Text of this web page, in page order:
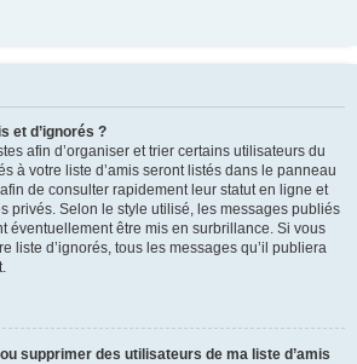
et d’ignorés ?
afin d’organiser et trier certains utilisateurs du
à votre liste d’amis seront listés dans le panneau
de consulter rapidement leur statut en ligne et
privés. Selon le style utilisé, les messages publiés
éventuellement être mis en surbrillance. Si vous
liste d’ignorés, tous les messages qu’il publiera
supprimer des utilisateurs de ma liste d’amis